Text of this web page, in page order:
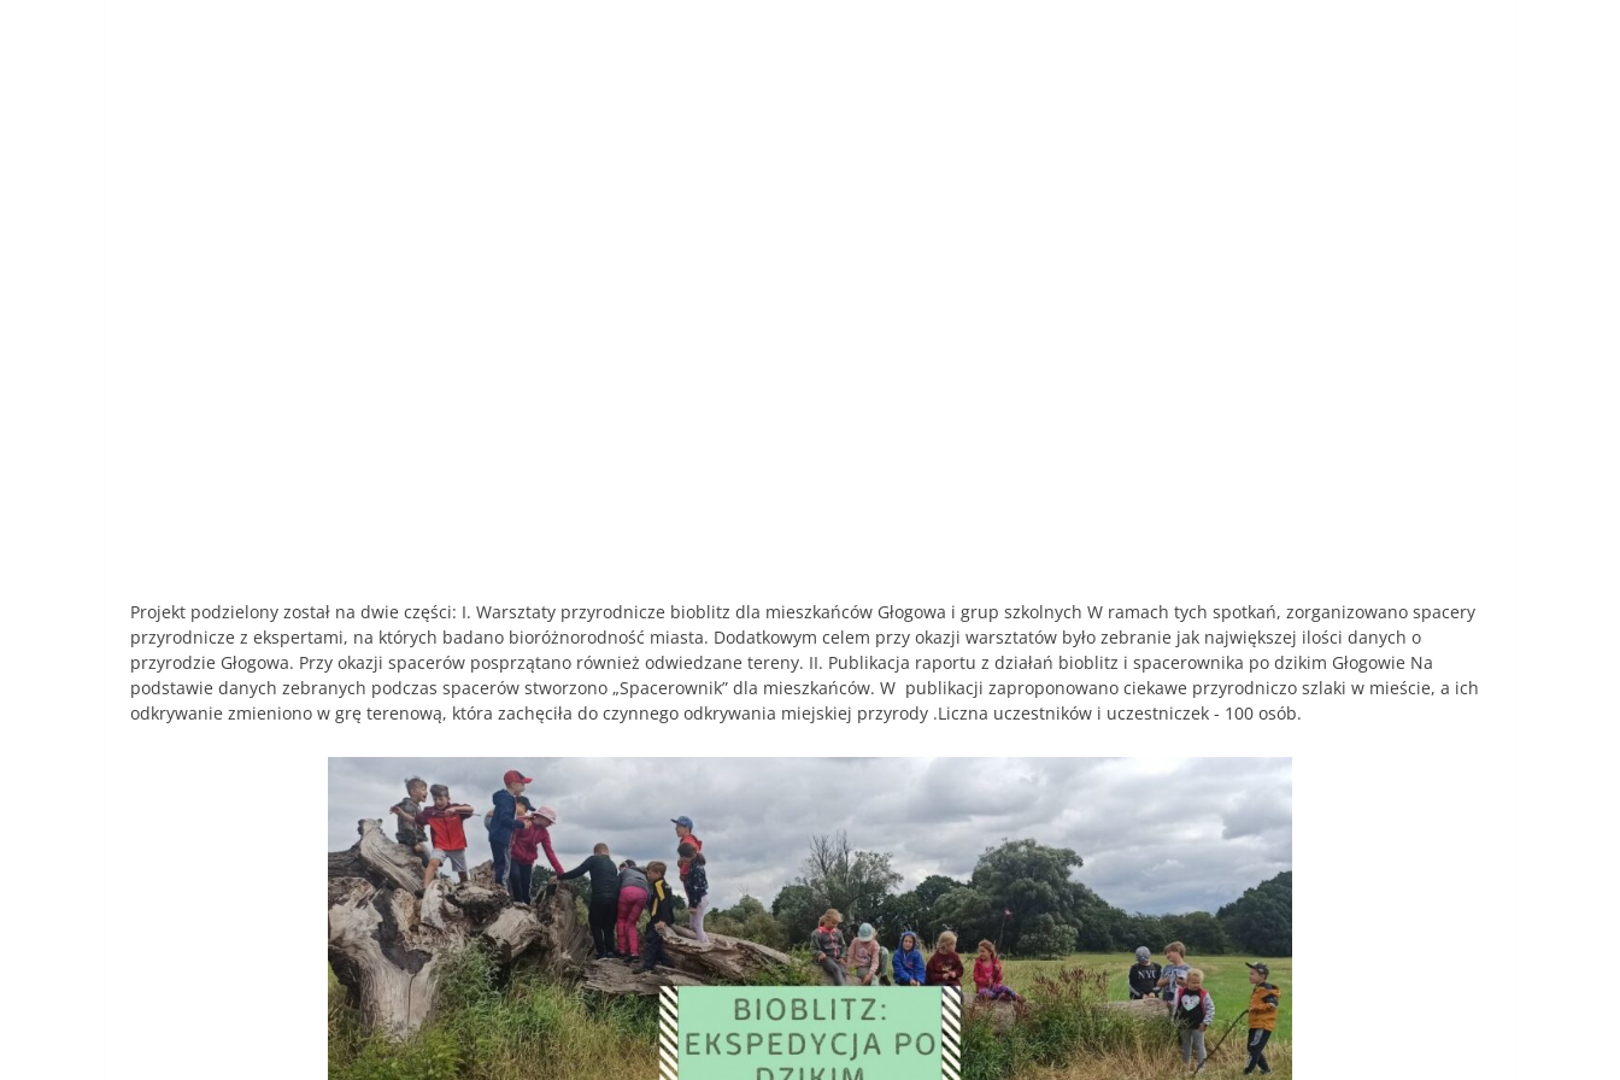
Projekt podzielony został na dwie części: I. Warsztaty przyrodnicze bioblitz dla mieszkańców Głogowa i grup szkolnych W ramach tych spotkań, zorganizowano spacery
przyrodnicze z ekspertami, na których badano bioróżnorodność miasta. Dodatkowym celem przy okazji warsztatów było zebranie jak największej ilości danych o
przyrodzie Głogowa. Przy okazji spacerów posprzątano również odwiedzane tereny. II. Publikacja raportu z działań bioblitz i spacerownika po dzikim Głogowie Na
podstawie danych zebranych podczas spacerów stworzono „Spacerownik” dla mieszkańców. W publikacji zaproponowano ciekawe przyrodniczo szlaki w mieście, a ich
odkrywanie zmieniono w grę terenową, która zachęciła do czynnego odkrywania miejskiej przyrody .Liczna uczestników i uczestniczek - 100 osób.